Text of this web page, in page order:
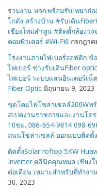
รวมงาน หจก.พร้อมรับเหมาก่
โกดัง สร้างบ้าน #รับเดิน
เชียงใหม่ลำพูน #ติดตั้กล้องว
คอมพิวเตอร์ #Wi-Fi6 กรกฎาค
โรงงานสายไฟเบอร์ออฟติก
ไฟเบอร์ ช่างรับเดินFiber
ไฟเบอร์ ระบบแลนอินเตอร์เน็
Fiber Optic มิถุนายน 9, 2023
ชุดโคมไฟโซล่าเซลล์200Wพ
สเปคงานราชการและงานโค
10ชม. 086-654-9814 098-
ถนนโซล่าเซลล์ ออกแบบติดตั้
ติดตั้งSolar roftop 5KW
Inverter คลีนิคคุณหมอ เชียง
ต่อเดือน เหมาะสำหรับที่ทำงา
30, 2023